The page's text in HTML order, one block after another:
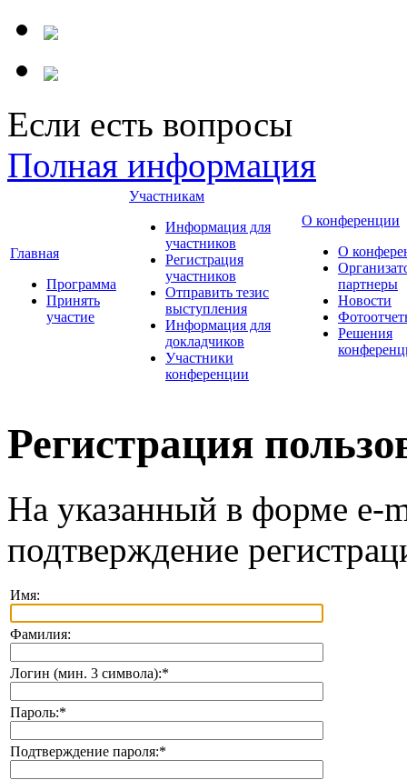
Если есть вопросы
Полная информация
Главная
Программа
Принять
участие
Участникам
Информация для
участников
Регистрация
участников
Отправить тезис
выступления
Информация для
докладчиков
Участники
конференции
О конференции
О
партнеры
Новости
Решения
Регистрация
На указанный в форме e-
подтверждение
Имя:
Фамилия:
Логин (мин. 3 символа):*
Пароль:*
Подтверждение пароля:*